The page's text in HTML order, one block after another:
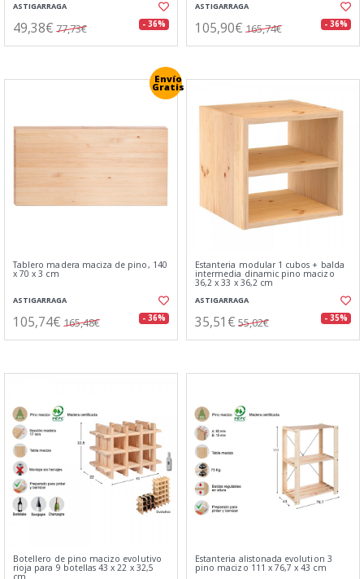
ASTIGARRAGA
49,38€ 77,73€ - 36%
ASTIGARRAGA
105,90€ 165,74€ - 36%
Envío
Gratis
Tablero madera maciza de pino, 140
x 70 x 3 cm
ASTIGARRAGA
105,74€ 165,48€ - 36%
Estanteria modular 1 cubos + balda
intermedia dinamic pino macizo
36,2 x 33 x 36,2 cm
ASTIGARRAGA
35,51€ 55,02€ - 35%
Botellero de pino macizo evolutivo
rioja para 9 botellas 43 x 22 x 32,5
cm
Estanteria alistonada evolution 3
pino macizo 111 x 76,7 x 43 cm